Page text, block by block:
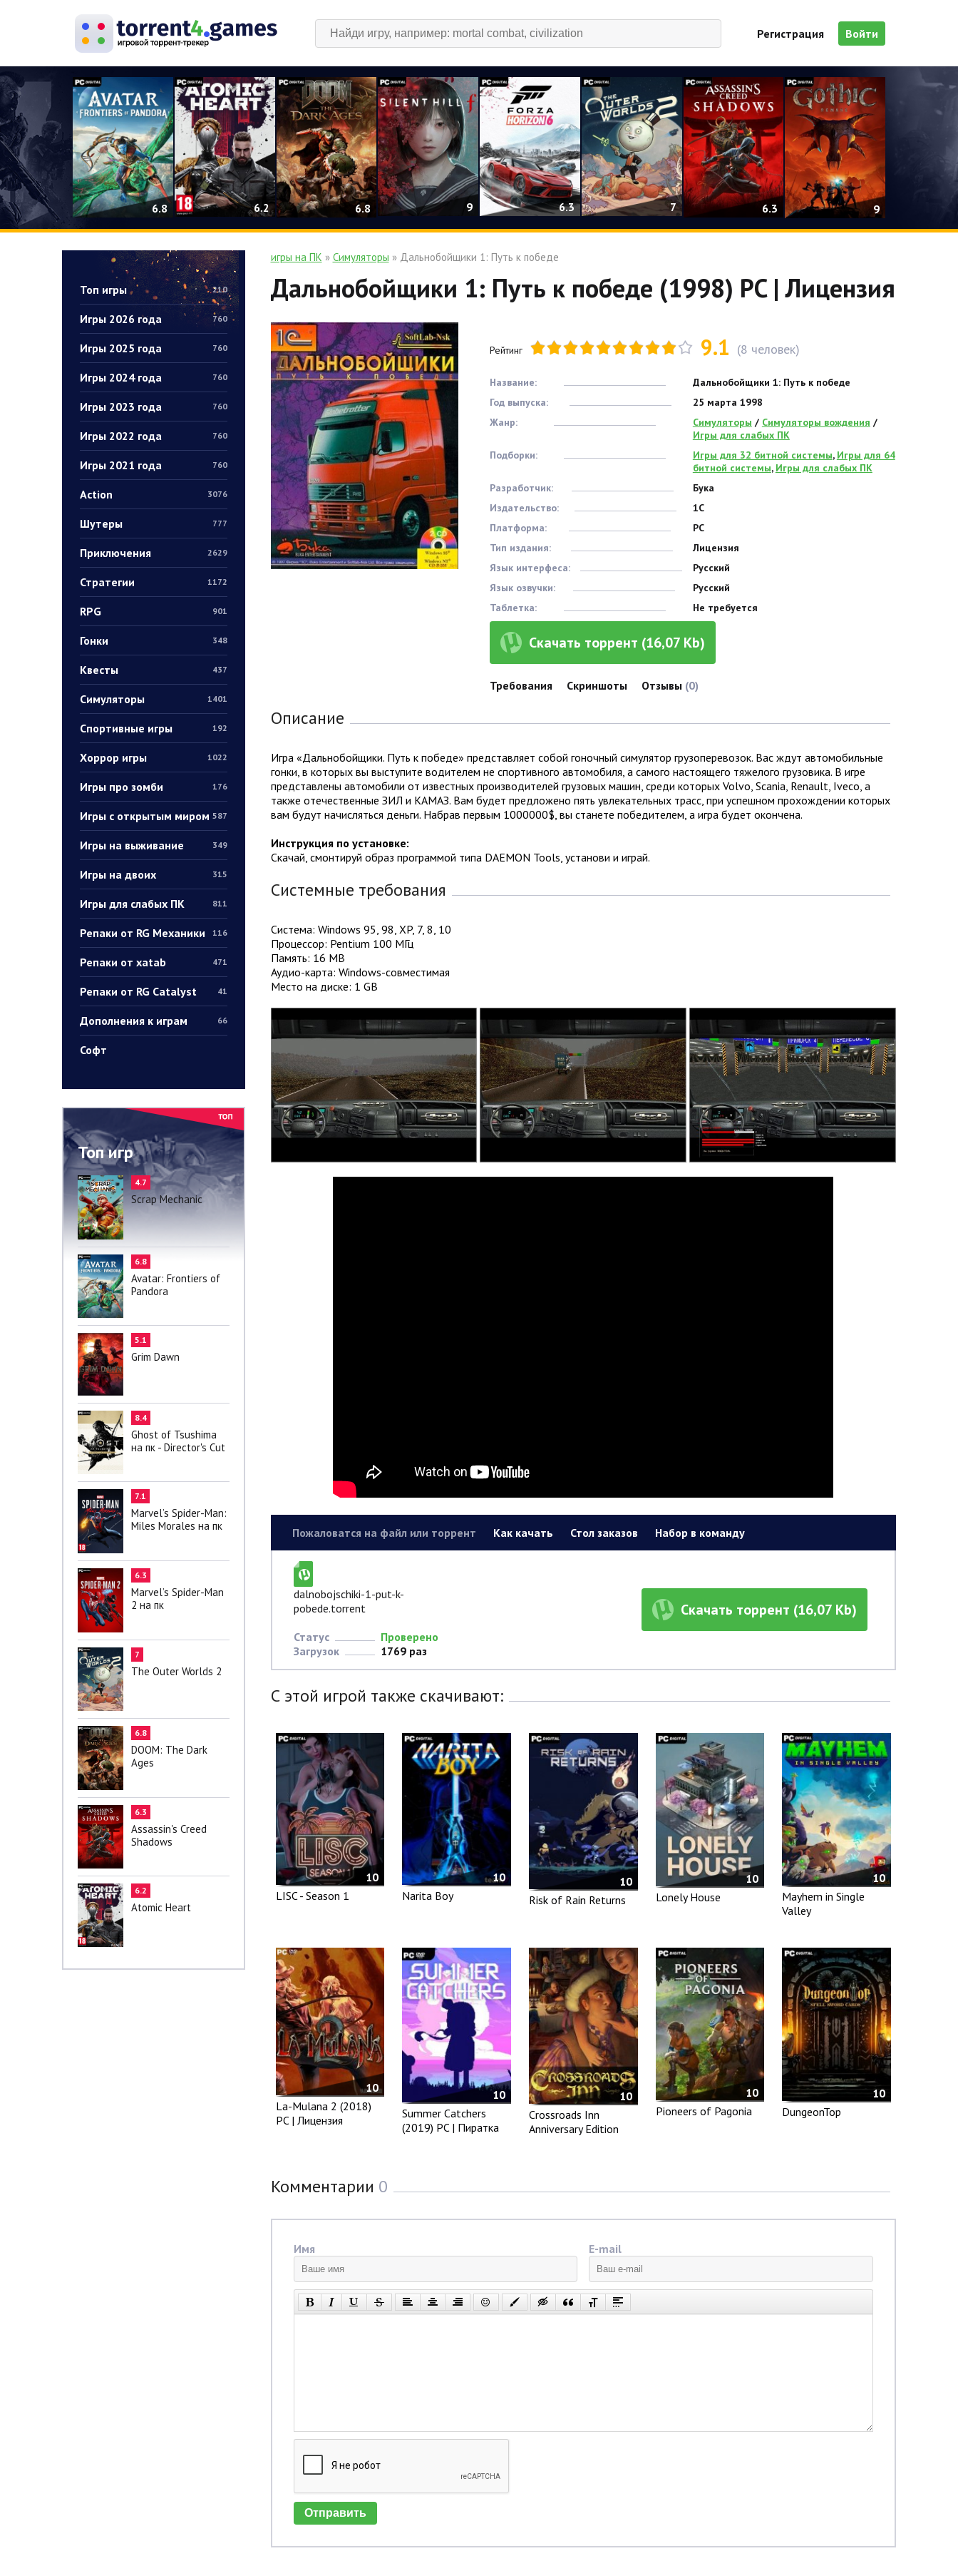
Регистрация Войти
6.8 6.2 6.8 9 6.3 7 6.3 9
Топ игры 210
Игры 2026 года 760
Игры 2025 года 760
Игры 2024 года 760
Игры 2023 года 760
Игры 2022 года 760
Игры 2021 года 760
Action 3076
Шутеры 777
Приключения 2629
Стратегии 1172
RPG 901
Гонки 348
Квесты 437
Симуляторы 1401
Спортивные игры 192
Хоррор игры 1022
Игры про зомби 176
Игры с открытым миром 587
Игры на выживание 349
Игры на двоих 315
Игры для слабых ПК 811
Репаки от RG Механики 116
Репаки от xatab 471
Репаки от RG Catalyst 41
Дополнения к играм 66
Софт
Топ игр
4.7
Scrap Mechanic
6.8
Avatar: Frontiers of
Pandora
5.1
Grim Dawn
8.4
Ghost of Tsushima
на пк - Director's Cut
7.1
Marvel’s Spider-Man:
Miles Morales на пк
6.3
Marvel’s Spider-Man
2 на пк
7
The Outer Worlds 2
6.8
DOOM: The Dark
Ages
6.3
Assassin's Creed
Shadows
6.2
Atomic Heart
игры на ПК » Симуляторы » Дальнобойщики 1: Путь к победе
Дальнобойщики 1: Путь к победе (1998) PC | Лицензия
Рейтинг 9.1 (8 человек)
Название:
Дальнобойщики 1: Путь к победе
Год выпуска:
25 марта 1998
Жанр:
Симуляторы / Симуляторы вождения /
Игры для слабых ПК
Подборки:
Игры для 32 битной системы, Игры для 64
битной системы, Игры для слабых ПК
Разработчик:
Бука
Издательство:
1С
Платформа:
PC
Тип издания:
Лицензия
Язык интерфеса:
Русский
Язык озвучки:
Русский
Таблетка:
Не требуется
Скачать торрент (16,07 Kb)
Требования Скриншоты Отзывы (0)
Описание
Игра «Дальнобойщики. Путь к победе» представляет собой гоночный симулятор грузоперевозок. Вас ждут автомобильные
гонки, в которых вы выступите водителем не спортивного автомобиля, а самого настоящего тяжелого грузовика. В игре
представлены автомобили от известных производителей грузовых машин, среди которых Volvo, Scania, Renault, Iveco, а
также отечественные ЗИЛ и КАМАЗ. Вам будет предложено пять увлекательных трасс, при успешном прохождении которых
вам будут начисляться деньги. Набрав первым 1000000$, вы станете победителем, а игра будет окончена.
Инструкция по установке:
Скачай, смонтируй образ программой типа DAEMON Tools, установи и играй.
Системные требования
Система: Windows 95, 98, XP, 7, 8, 10
Процессор: Pentium 100 МГц
Память: 16 MB
Аудио-карта: Windows-совместимая
Место на диске: 1 GB
Пожаловатся на файл или торрент Как качать Стол заказов Набор в команду
dalnobojschiki-1-put-k-
pobede.torrent
Статус
Проверено
Загрузок
1769 раз
Скачать торрент (16,07 Kb)
С этой игрой также скачивают:
10
LISC - Season 1
10
Narita Boy
10
Risk of Rain Returns
10
Lonely House
10
Mayhem in Single
Valley
10
La-Mulana 2 (2018)
PC | Лицензия
10
Summer Catchers
(2019) PC | Пиратка
10
Crossroads Inn
Anniversary Edition
10
Pioneers of Pagonia
10
DungeonTop
Комментарии 0
Имя E-mail
Отправить